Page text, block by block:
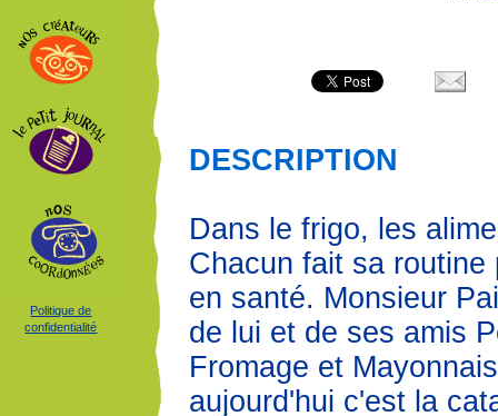
Politique de
confidentialité
DESCRIPTION
Dans le frigo, les
Chacun fait sa routine
en santé. Monsieur
de lui et de ses amis
Fromage et
aujourd'hui c'est la